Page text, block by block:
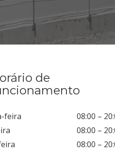
de
feira 08:00 –
08:00 –
08:00 –